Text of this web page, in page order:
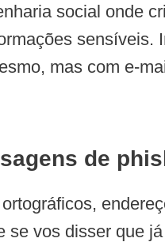
social onde
sensíveis.
mas com e-
de
se vos disser que